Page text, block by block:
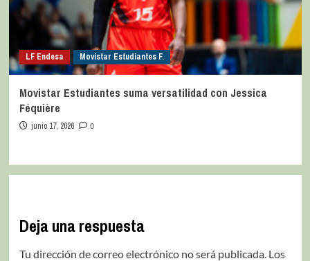
LF Endesa Movistar Estudiantes F.
Movistar Estudiantes suma versatilidad con Jessica
Féquière
junio 17, 2026 0
Deja una respuesta
Tu dirección de correo electrónico no será publicada. Los